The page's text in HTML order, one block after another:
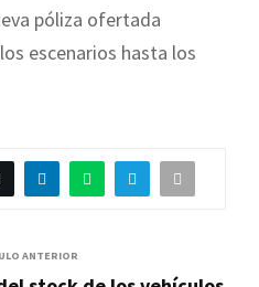
póliza ofertada
escenarios hasta los
ANTERIOR